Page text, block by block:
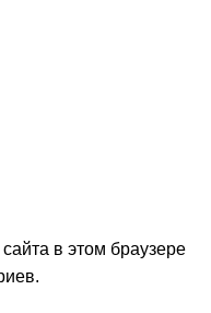
в этом браузере